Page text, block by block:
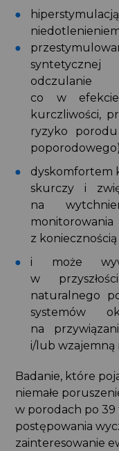
odczulanie
co w
kurczliwości,
ryzyko
dyskomfortem
skurczy i
na
z koniecznością
i może
w
naturalnego
systemów
na
i/lub wzajemną
Badanie, które
niemałe
w porodach po
postępowania
zainteresowanie